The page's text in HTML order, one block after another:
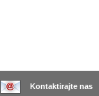
Kontaktirajte nas